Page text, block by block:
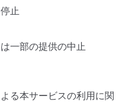
止
一部の提供の中止
る本サービスの利用に関